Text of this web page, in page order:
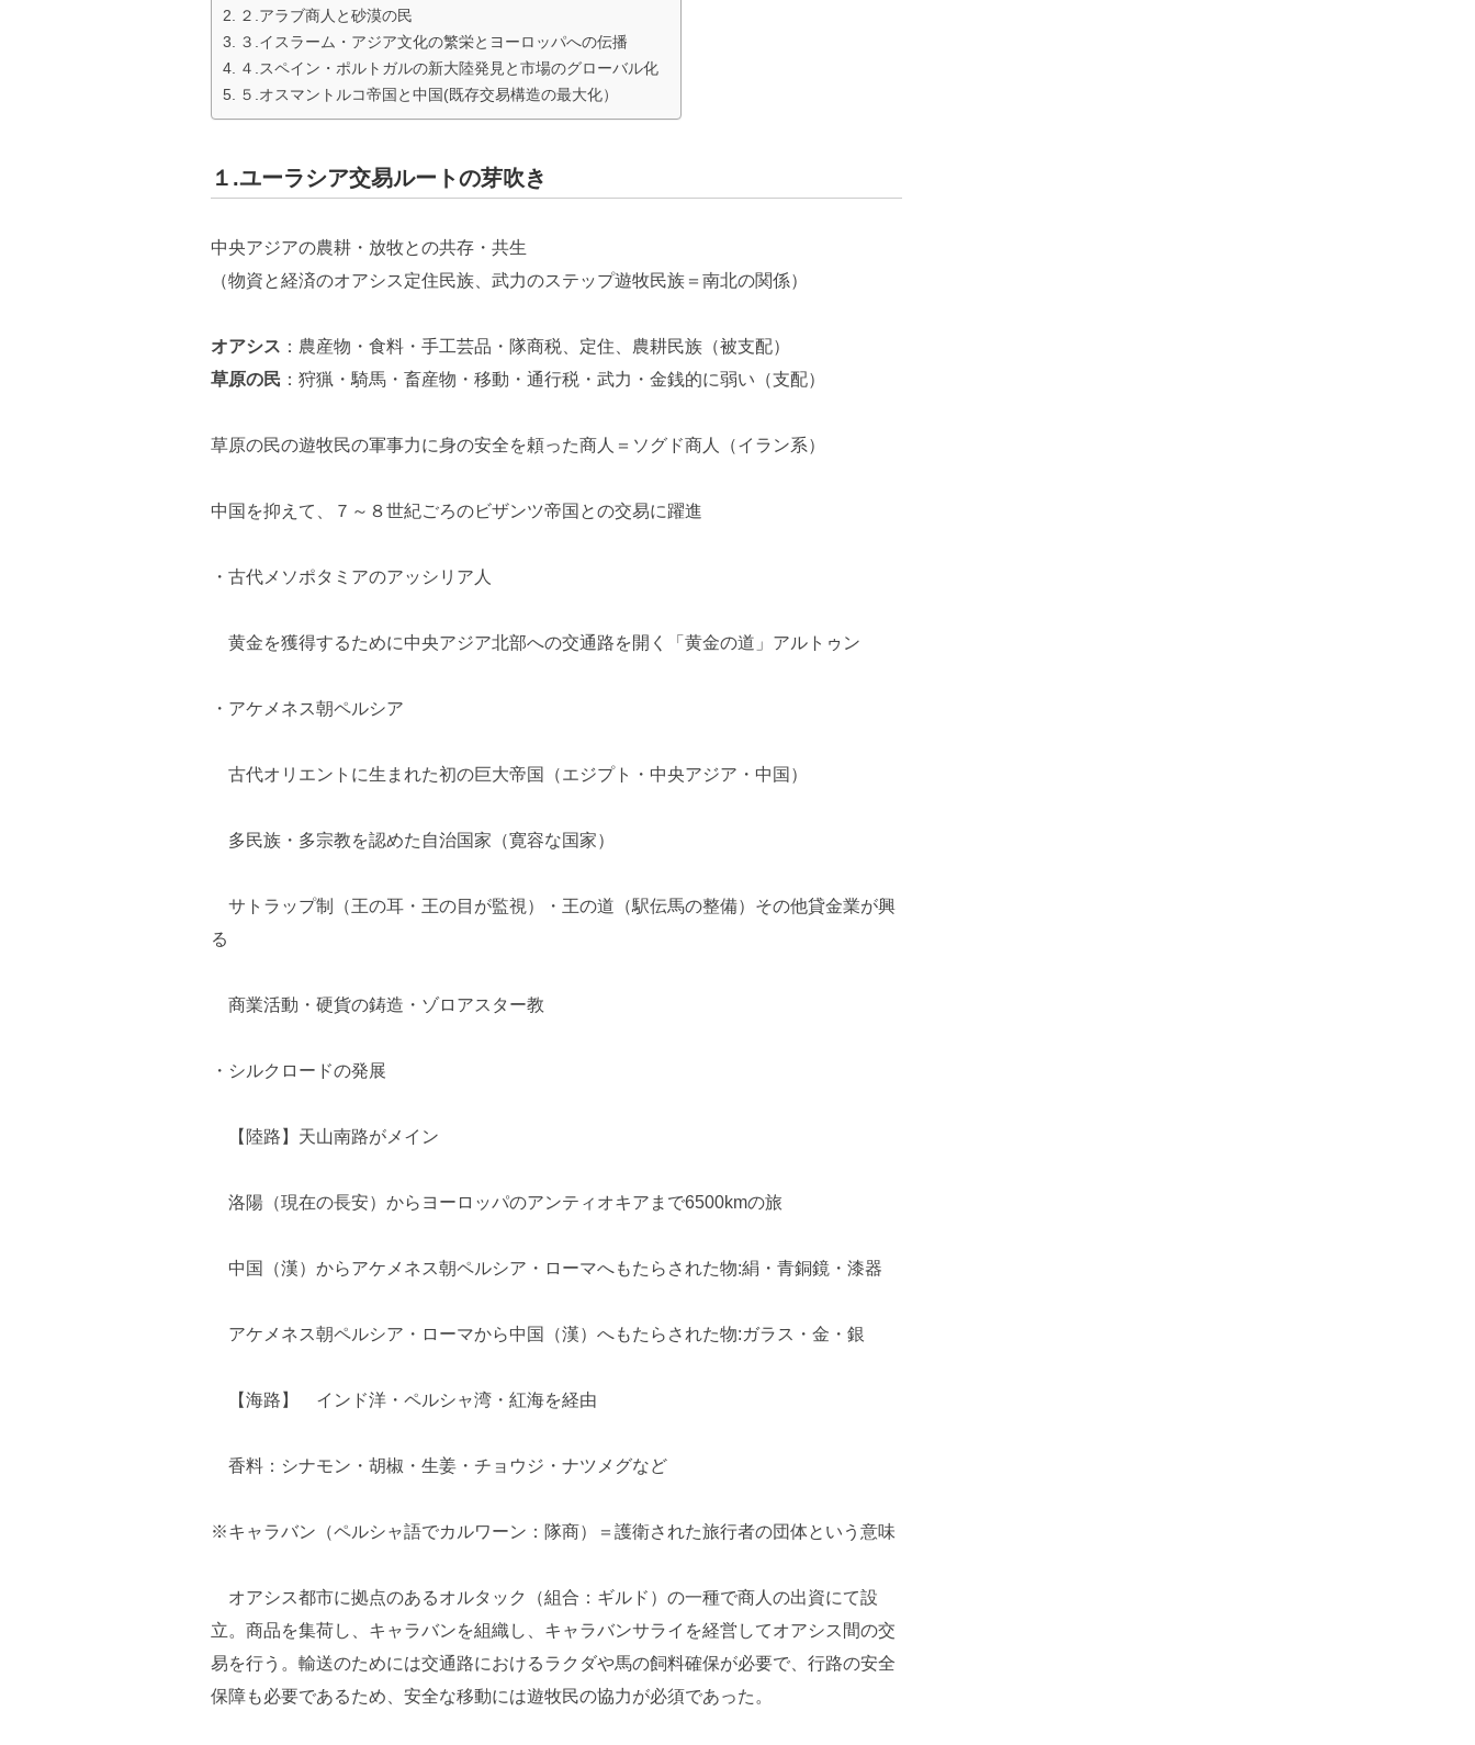
２.アラブ商人と砂漠の民
３.イスラーム・アジア文化の繁栄とヨーロッパへの伝播
４.スペイン・ポルトガルの新大陸発見と市場のグローバル化
５.オスマントルコ帝国と中国(既存交易構造の最大化）
１.ユーラシア交易ルートの芽吹き
中央アジアの農耕・放牧との共存・共生
（物資と経済のオアシス定住民族、武力のステップ遊牧民族＝南北の関係）
オアシス ：農産物・食料・手工芸品・隊商税、定住、農耕民族（被支配）
草原の民 ：狩猟・騎馬・畜産物・移動・通行税・武力・金銭的に弱い（支配）
草原の民の遊牧民の軍事力に身の安全を頼った商人＝ソグド商人（イラン系）
中国を抑えて、７～８世紀ごろのビザンツ帝国との交易に躍進
・古代メソポタミアのアッシリア人
黄金を獲得するために中央アジア北部への交通路を開く「黄金の道」アルトゥン
・アケメネス朝ペルシア
古代オリエントに生まれた初の巨大帝国（エジプト・中央アジア・中国）
多民族・多宗教を認めた自治国家（寛容な国家）
サトラップ制（王の耳・王の目が監視）・王の道（駅伝馬の整備）その他貸金業が興
る
商業活動・硬貨の鋳造・ゾロアスター教
・シルクロードの発展
【陸路】天山南路がメイン
洛陽（現在の長安）からヨーロッパのアンティオキアまで6500kmの旅
中国（漢）からアケメネス朝ペルシア・ローマへもたらされた物:絹・青銅鏡・漆器
アケメネス朝ペルシア・ローマから中国（漢）へもたらされた物:ガラス・金・銀
【海路】 インド洋・ペルシャ湾・紅海を経由
香料：シナモン・胡椒・生姜・チョウジ・ナツメグなど
※キャラバン（ペルシャ語でカルワーン：隊商）＝護衛された旅行者の団体という意味
オアシス都市に拠点のあるオルタック（組合：ギルド）の一種で商人の出資にて設
立。商品を集荷し、キャラバンを組織し、キャラバンサライを経営してオアシス間の交
易を行う。輸送のためには交通路におけるラクダや馬の飼料確保が必要で、行路の安全
保障も必要であるため、安全な移動には遊牧民の協力が必須であった。